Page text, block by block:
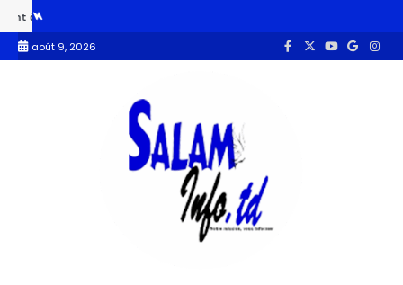
de la fête de l’indépendance
août 9, 2026